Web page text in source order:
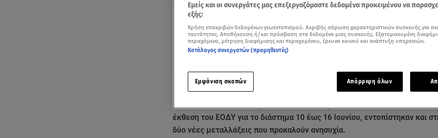
Δείτε περισσότερα άρθρα μας στα αποτελέσματα αναζήτησης
Add star.gr on Google
Εκ νέου αύξηση παρουσιάζει η θετικότητα στονκορονοϊό. Ο αριθμός των
έκθεση του ΕΟΔΥ για το διάστημα 10 έως 16 Ιουνίου, εντοπίστηκαν και
δύο νέες μεταλλάξεις που προκαλούν ανησυχία.
Εμείς και οι συνεργάτες μας επεξεργαζόμαστε δεδομένα προκειμένου να
εξής:
Χρήση επακριβών δεδομένων γεωεντοπισμού. Ακριβής σάρωση χαρακτηριστικών συσκευής για
ταυτότητας. Αποθήκευση ή/και πρόσβαση στα δεδομένα μιας συσκευής. Εξατομικευμένη
περιεχόμενο, μέτρηση διαφήμισης και περιεχομένου, έρευνα κοινού και ανάπτυξη υπηρεσιών.
Κατάλογος συνεργατών (προμηθευτές)
Εμφάνιση σκοπών Απόρριψη όλων